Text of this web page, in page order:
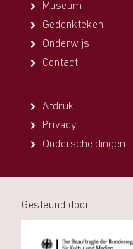
Museum
Gedenkteken
Onderwijs
Contact
Afdruk
Privacy
Onderscheidingen
Gesteund door: